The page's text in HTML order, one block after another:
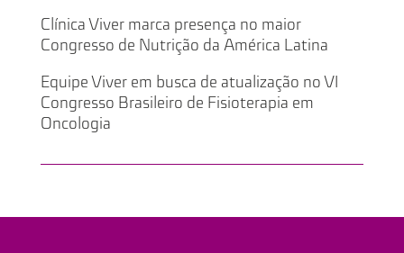
Clínica Viver marca presença no maior
Congresso de Nutrição da América Latina
Equipe Viver em busca de atualização no VI
Congresso Brasileiro de Fisioterapia em
Oncologia